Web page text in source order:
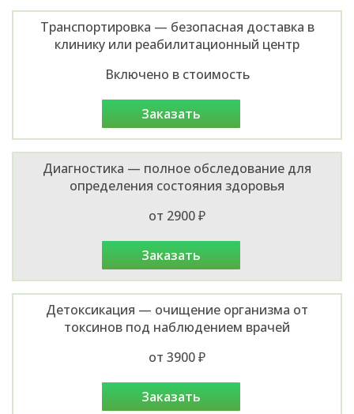
Транспортировка — безопасная доставка в
клинику или реабилитационный центр
Включено в стоимость
заказать
Диагностика — полное обследование для
определения состояния здоровья
от 2900 ₽
заказать
Детоксикация — очищение организма от
токсинов под наблюдением врачей
от 3900 ₽
заказать